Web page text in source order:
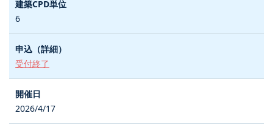
6
受付終了
2026/4/17